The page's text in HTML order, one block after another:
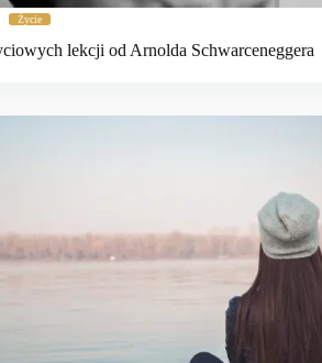
Życie
lekcji od Arnolda Schwarceneggera